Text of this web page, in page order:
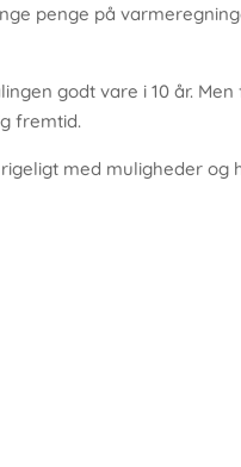
penge på
godt vare i 10 år.
fremtid.
med muligheder og